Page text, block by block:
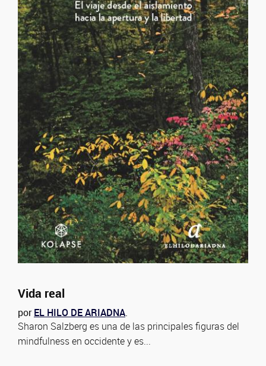
Vida real
porEL HILO DE ARIADNA.
Sharon Salzberg es una de las principales figuras del
mindfulness en occidente y es...